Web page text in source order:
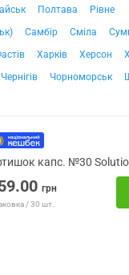
Полтава
Рівне
Самбір Сміла
Харків Херсон
Чернігів Чорноморськ
капс. №30
грн
/ 30 шт.